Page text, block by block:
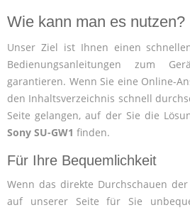
Wie kann man es nutzen?
Unser Ziel ist Ihnen einen
Bedienungsanleitungen zum
garantieren. Wenn Sie eine Online-
den Inhaltsverzeichnis schnell
Seite gelangen, auf der Sie die
Sony SU-GW1 finden.
Für Ihre Bequemlichkeit
Wenn das direkte Durchschauen
auf unserer Seite für Sie